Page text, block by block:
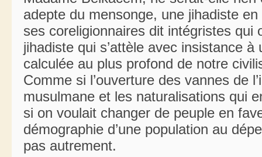
adepte du mensonge, une jihadiste
ses coreligionnaires dit intégristes qui
jihadiste qui s’attèle avec insistance
calculée au plus profond de notre
Comme si l’ouverture des vannes de
musulmane et les naturalisations qui
si on voulait changer de peuple en
démographie d’une population au
pas autrement.